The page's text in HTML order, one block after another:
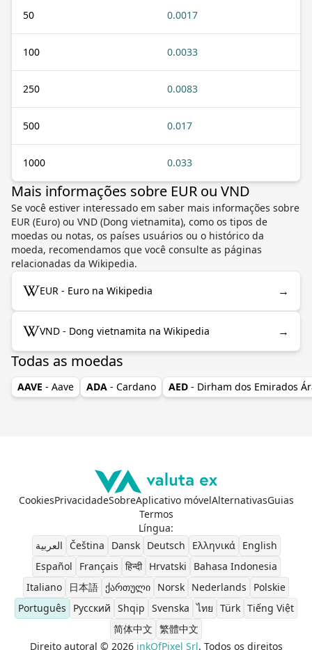
50 0.0017
100 0.0033
250 0.0083
500 0.017
1000 0.033
Mais informações sobre EUR ou VND
Se você estiver interessado em saber mais informações sobre
EUR (Euro) ou VND (Dong vietnamita), como os tipos de
moedas ou notas, os países usuários ou o histórico da
moeda, recomendamos que você consulte as páginas
relacionadas da Wikipedia.
EUR - Euro na Wikipedia →
VND - Dong vietnamita na Wikipedia →
Todas as moedas
AAVE - Aave ADA - Cardano AED - Dirham dos Emirados
CookiesPrivacidadeSobreAplicativo móvelAlternativasGuias
Termos
Língua:
العربية
Čeština Dansk Deutsch Ελληνικά
English
Español
Français हिन्दी Hrvatski
Bahasa Indonesia
Italiano
日本語 ქართული Norsk Nederlands
Polskie
Português
Pусский Shqip Svenska ไทย Türk Tiếng Việt
简体中文 繁體中文
Direito autoral © 2026 inkOfPixel Srl. Todos os direitos